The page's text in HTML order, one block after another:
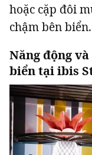
hoặc cặp đôi
chậm bên biển.
Năng động
biển tại ibis